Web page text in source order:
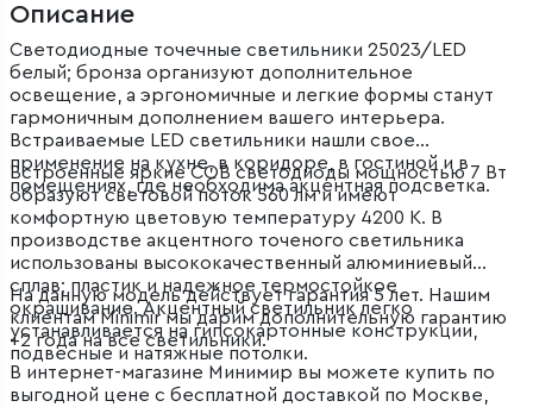
Описание
Светодиодные точечные светильники 25023/LED
белый; бронза организуют дополнительное
освещение, а эргономичные и легкие формы станут
гармоничным дополнением вашего интерьера.
Встраиваемые LED светильники нашли свое
применение на кухне, в коридоре, в гостиной и в
помещениях, где необходима акцентная подсветка.
Встроенные яркие COB светодиоды мощностью 7 Вт
образуют световой поток 560 лм и имеют
комфортную цветовую температуру 4200 К. В
производстве акцентного точеного светильника
использованы высококачественный алюминиевый
сплав; пластик и надежное термостойкое
окрашивание. Акцентный светильник легко
устанавливается на гипсокартонные конструкции,
подвесные и натяжные потолки.
На данную модель действует гарантия 5 лет. Нашим
клиентам Minimir мы дарим дополнительную гарантию
+2 года на все светильники.
В интернет-магазине Минимир вы можете купить по
выгодной цене с бесплатной доставкой по Москве,